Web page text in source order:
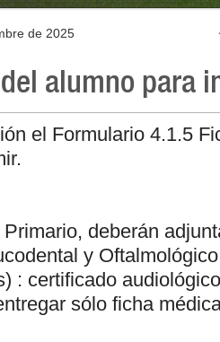
de 2025
alumno para
el Formulario 4.1.5
deberán
y
: certificado audiológico
sólo ficha